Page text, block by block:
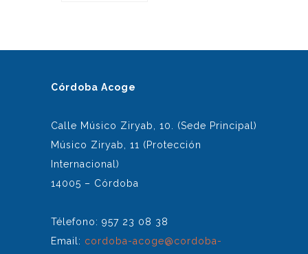
Córdoba Acoge
Calle Músico Ziryab, 10. (Sede Principal)
Músico Ziryab, 11 (Protección
Internacional)
14005 – Córdoba
Télefono: 957 23 08 38
Email: cordoba-acoge@cordoba-